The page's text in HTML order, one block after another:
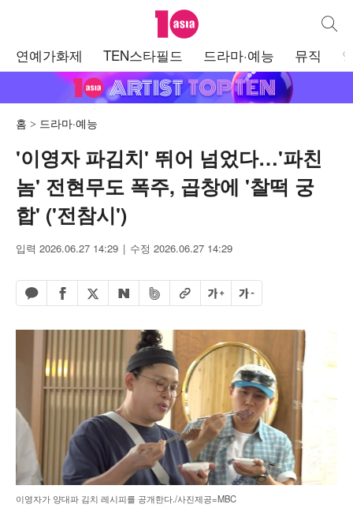
텐아시아 통합
연예가화제 TEN스타필드 드라마·예능 뮤직
홈 드라마·예능
'이영자 파김치' 뛰어 넘었다…'파친
놈' 전현무도 폭주, 곱창에 '찰떡 궁
합' ('전참시')
입력 2026.06.27 14:29 수정 2026.06.27 14:29
카카오톡 공유하기
페이스북 공유하기
엑스 공유하기
네이버 공유하기
밴드 공유하기
URL복사글자 크게글자 작게
이영자가 양대파 김치 레시피를 공개한다./사진제공=MBC